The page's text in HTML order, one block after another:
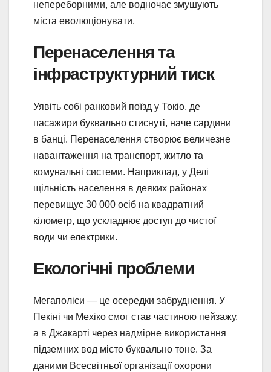
непереборними, але водночас змушують
міста еволюціонувати.
Перенаселення та
інфраструктурний тиск
Уявіть собі ранковий поїзд у Токіо, де
пасажири буквально стиснуті, наче сардини
в банці. Перенаселення створює величезне
навантаження на транспорт, житло та
комунальні системи. Наприклад, у Делі
щільність населення в деяких районах
перевищує 30 000 осіб на квадратний
кілометр, що ускладнює доступ до чистої
води чи електрики.
Екологічні проблеми
Мегаполіси — це осередки забруднення. У
Пекіні чи Мехіко смог став частиною пейзажу,
а в Джакарті через надмірне використання
підземних вод місто буквально тоне. За
даними Всесвітньої організації охорони